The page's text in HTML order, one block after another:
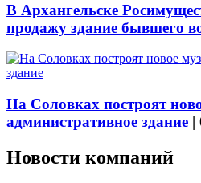
В Архангельске
продажу здание бывшего
На Соловках построят
административное здание |
Новости компаний